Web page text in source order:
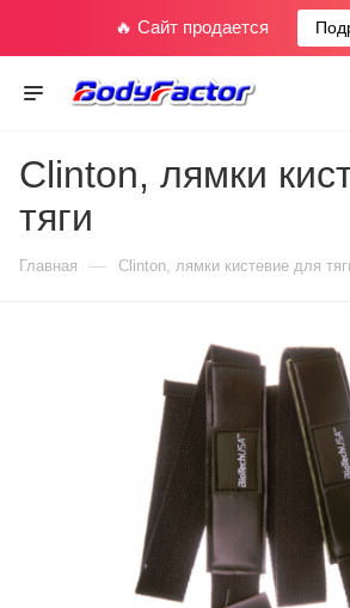
🔥 Сайт продается
Clinton, лямки
тяги
Главная — Clinton, лямки кистевие для